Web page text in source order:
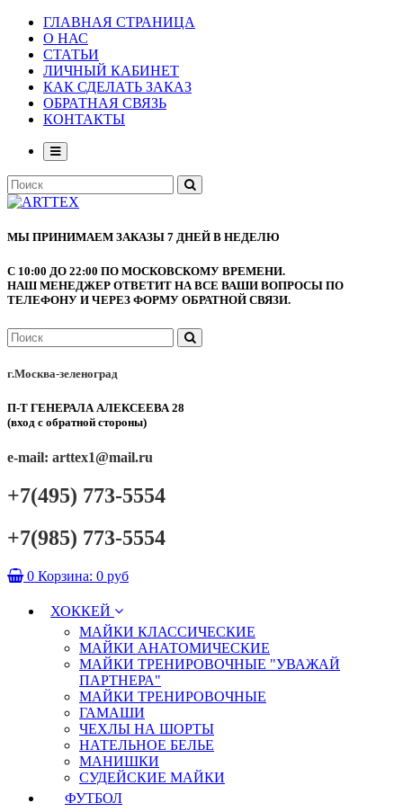
ГЛАВНАЯ СТРАНИЦА
О НАС
СТАТЬИ
ЛИЧНЫЙ КАБИНЕТ
КАК СДЕЛАТЬ ЗАКАЗ
ОБРАТНАЯ СВЯЗЬ
КОНТАКТЫ
МЫ ПРИНИМАЕМ ЗАКАЗЫ 7 ДНЕЙ В НЕДЕЛЮ
С 10:00 ДО 22:00 ПО МОСКОВСКОМУ ВРЕМЕНИ.
НАШ МЕНЕДЖЕР ОТВЕТИТ НА ВСЕ ВАШИ ВОПРОСЫ ПО
ТЕЛЕФОНУ И ЧЕРЕЗ ФОРМУ ОБРАТНОЙ СВЯЗИ.
г.Москва-зеленоград
П-Т ГЕНЕРАЛА АЛЕКСЕЕВА 28
(вход с обратной стороны)
e-mail: arttex1@mail.ru
+7(495) 773-5554
+7(985) 773-5554
0 Корзина: 0 руб
ХОККЕЙ
МАЙКИ КЛАССИЧЕСКИЕ
МАЙКИ АНАТОМИЧЕСКИЕ
МАЙКИ ТРЕНИРОВОЧНЫЕ "УВАЖАЙ
ПАРТНЕРА"
МАЙКИ ТРЕНИРОВОЧНЫЕ
ГАМАШИ
ЧЕХЛЫ НА ШОРТЫ
НАТЕЛЬНОЕ БЕЛЬЕ
МАНИШКИ
СУДЕЙСКИЕ МАЙКИ
ФУТБОЛ